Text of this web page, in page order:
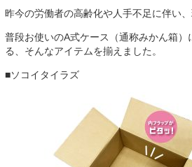
昨今の労働者の高齢化や人手不足に伴い
普段お使いのA式ケース（通称みかん箱
る、そんなアイテムを揃えました。
■ソコイタイラズ